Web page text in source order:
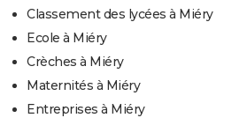
Classement des lycées à Miéry
Ecole à Miéry
Crèches à Miéry
Maternités à Miéry
Entreprises à Miéry